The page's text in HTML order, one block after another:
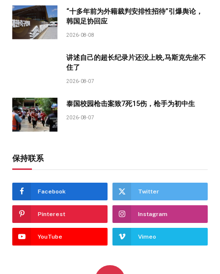
“十多年前为外籍裁判安排性招待”引爆舆论，
韩国足协回应
2026-08-08
讲述自己的超长纪录片还没上映,马斯克先坐不
住了
2026-08-07
泰国校园枪击案致7死15伤，枪手为初中生
2026-08-07
保持联系
Facebook Twitter
Pinterest Instagram
YouTube Vimeo